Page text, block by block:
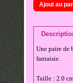
Une paire de
fantaisie.
Taille : 2.0